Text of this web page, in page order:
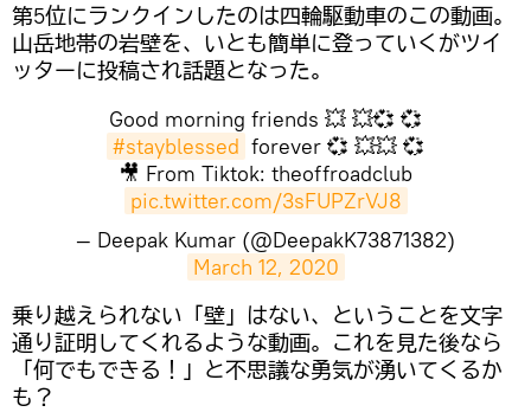
第5位にランクインしたのは四輪駆動車のこの動画。
山岳地帯の岩壁を、いとも簡単に登っていくがツイ
ッターに投稿され話題となった。
Good morning friends 💥 💥💞 💞
#stayblessed forever 💞 💥💥 💞
🎥 From Tiktok: theoffroadclub
pic.twitter.com/3sFUPZrVJ8
— Deepak Kumar (@DeepakK73871382)
March 12, 2020
​乗り越えられない「壁」はない、ということを文字
通り証明してくれるような動画。これを見た後なら
「何でもできる！」と不思議な勇気が湧いてくるか
も？